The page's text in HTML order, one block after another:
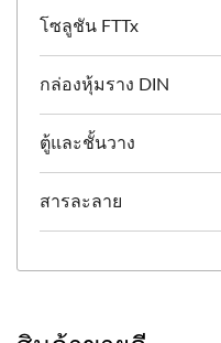
โซลูชัน FTTx
กล่องหุ้มราง DIN
ตู้และชั้นวาง
สารละลาย